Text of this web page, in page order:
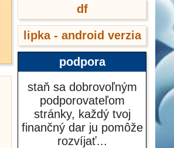
df
lipka - android verzia
podpora
staň sa dobrovoľným
podporovateľom
stránky, každý tvoj
finančný dar ju pomôže
rozvíjať...